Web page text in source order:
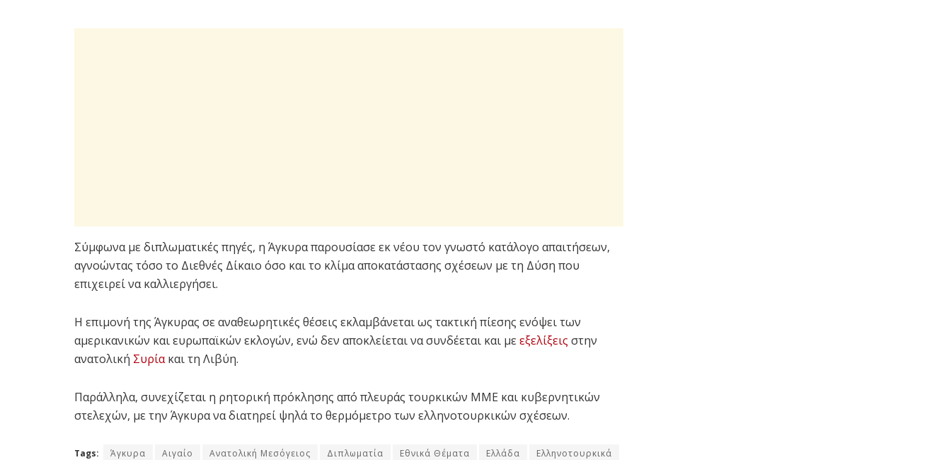
Σύμφωνα με διπλωματικές πηγές, η Άγκυρα παρουσίασε εκ νέου τον γνωστό κατάλογο απαιτήσεων,
αγνοώντας τόσο το Διεθνές Δίκαιο όσο και το κλίμα αποκατάστασης σχέσεων με τη Δύση που
επιχειρεί να καλλιεργήσει.
Η επιμονή της Άγκυρας σε αναθεωρητικές θέσεις εκλαμβάνεται ως τακτική πίεσης ενόψει των
αμερικανικών και ευρωπαϊκών εκλογών, ενώ δεν αποκλείεται να συνδέεται και μεεξελίξεις στην
ανατολική Συρίακαι τη Λιβύη.
Παράλληλα, συνεχίζεται η ρητορική πρόκλησης από πλευράς τουρκικών ΜΜΕ και κυβερνητικών
στελεχών, με την Άγκυρα να διατηρεί ψηλά το θερμόμετρο των ελληνοτουρκικών σχέσεων.
Tags: Άγκυρα Αιγαίο Ανατολική Μεσόγειος Διπλωματία Εθνικά Θέματα Ελλάδα
Ελληνοτουρκικά